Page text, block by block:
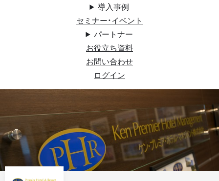
導入事例
セミナー・イベント
パートナー
お役立ち資料
お問い合わせ
ログイン